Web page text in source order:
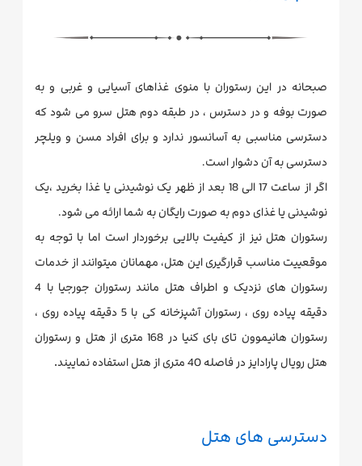
صبحانه در این رستوران با منوی غذاهای آسیایی و غربی و به
صورت بوفه و در دسترس ، در طبقه دوم هتل سرو می شود که
دسترسی مناسبی به آسانسور ندارد و برای افراد مسن و ویلچر
دسترسی به آن دشوار است.
اگر از ساعت 17 الی 18 بعد از ظهر یک نوشیدنی یا غذا بخرید ،یک
نوشیدنی یا غذای دوم به صورت رایگان به شما ارائه می شود.
رستوران هتل نیز از کیفیت بالایی برخوردار است اما با توجه به
موقعییت مناسب قرارگیری این هتل، مهمانان میتوانند از خدمات
رستوران های نزدیک و اطراف هتل مانند رستوران جورجیا با 4
دقیقه پیاده روی ، رستوران آشپزخانه کی با 5 دقیقه پیاده روی ،
رستوران هانیموون تای بای کنیا در 168 متری از هتل و رستوران
هتل رویال پارادایز در فاصله 40 متری از هتل استفاده نماییند
.
دسترسی های هتل